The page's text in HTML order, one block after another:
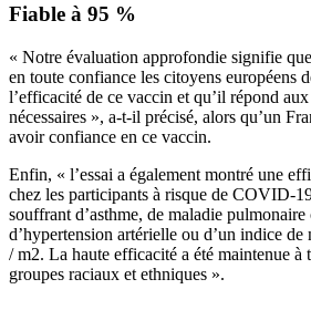
Fiable à 95 %
« Notre évaluation approfondie signifie
en toute confiance les citoyens européens
l’efficacité de ce vaccin et qu’il répond
nécessaires », a-t-il précisé, alors qu’un
avoir confiance en ce vaccin.
Enfin, « l’essai a également montré une
chez les participants à risque de COVID-
souffrant d’asthme, de maladie
d’hypertension artérielle ou d’un indice
/ m2. La haute efficacité a été maintenue à
groupes raciaux et ethniques ».